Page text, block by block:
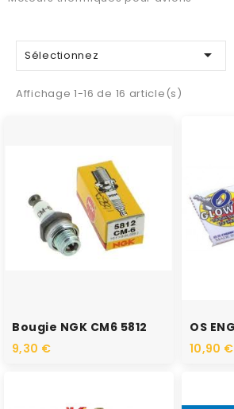
Sélectionnez 
Affichage 1-16 de 16 article(s)
Bougie NGK CM6 5812
9,30 €
10,90 €